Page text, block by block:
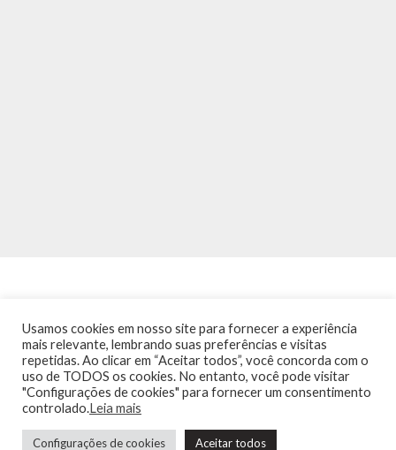
INÍCIO NOTÍCIAS AGENDA CONTATO
TRÂNSITO NA PONTE
TERMOS DE USO / POLÍTICA DE PRIVACIDADE
Usamos cookies em nosso site para fornecer a experiência
mais relevante, lembrando suas preferências e visitas
repetidas. Ao clicar em “Aceitar todos”, você concorda com o
uso de TODOS os cookies. No entanto, você pode visitar
"Configurações de cookies" para fornecer um consentimento
controlado.Leia mais
Configurações de cookies Aceitar todos